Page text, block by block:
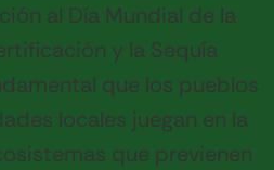
al Día Mundial de la
y la Sequía
que los pueblos
locales juegan en la
que previenen